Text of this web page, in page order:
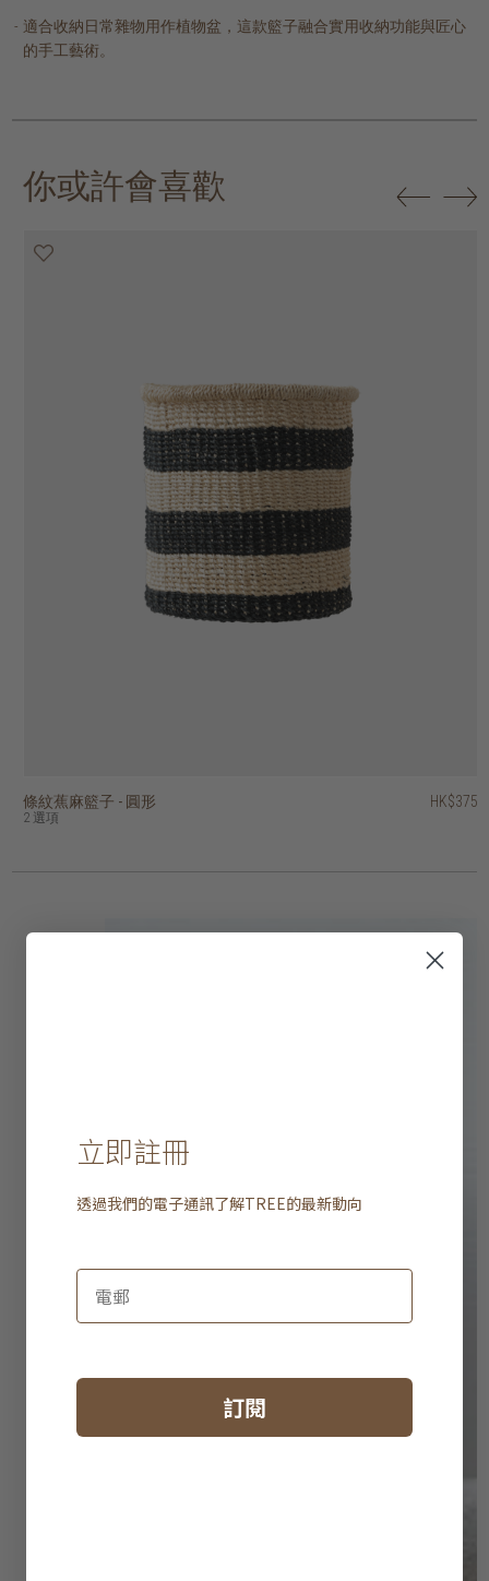
適合收納日常雜物用作植物盆，這款籃子融合實用收納功能與匠心
的手工藝術。
你或許會喜歡
條紋蕉麻籃子 - 圓形
2 選項
HK$375
蕉麻菱形手提籃 HK$645
方格條紋蕉麻籃子 - 正方形
2 選項
HK$645
蕉麻格子編織球形籃
4 選項
HK$445
蕉麻混色條紋洗衣籃 - 圓形
2 選項
HK$895
附蓋蕉麻多用途籃子
3 選項
HK$195
海草編織的開放式扭紋籃
2 選項
HK$395
蕉麻花圓形籃子
4 選項
HK$395
附蓋的蕉麻豎條紋籃子
2 選項
HK$475
帶蓋的蕉麻圓柱形籃子 HK$245
立即註冊
透過我們的電子通訊了解TREE的最新動向
訂閱